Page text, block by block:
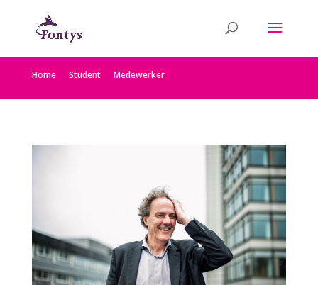
Home Student Medewerker